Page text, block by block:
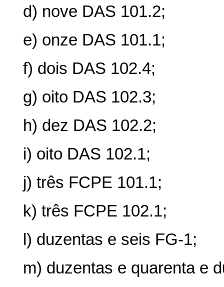
d) nove DAS 101.2;
e) onze DAS 101.1;
f) dois DAS 102.4;
g) oito DAS 102.3;
h) dez DAS 102.2;
i) oito DAS 102.1;
j) três FCPE 101.1;
k) três FCPE 102.1;
l) duzentas e seis FG-1;
m) duzentas e quarenta e